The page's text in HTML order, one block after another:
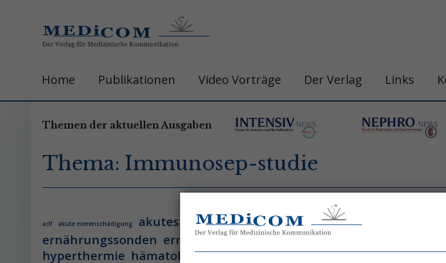
Home Publikationen Video Vorträge Der Verlag Links
Themen der aktuellen Ausgaben
Thema: Immunosep-studie
aclf akute nierenschädigung akutes leberversagen belastungshitzschlag
ernährungssonden ernährungstherapie gastro&hepa-news
hyperthermie hämatologie hämatologische neoplasie